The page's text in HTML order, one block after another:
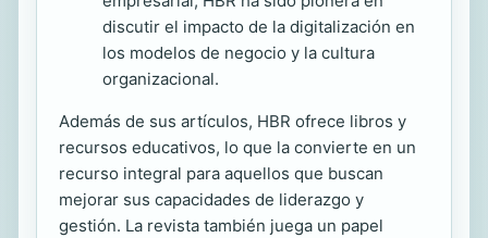
discutir el impacto de la digitalización en
los modelos de negocio y la cultura
organizacional.
Además de sus artículos, HBR ofrece libros y
recursos educativos, lo que la convierte en un
recurso integral para aquellos que buscan
mejorar sus capacidades de liderazgo y
gestión. La revista también juega un papel